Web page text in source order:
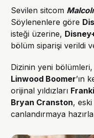
Sevilen sitcom
Söylenenlere göre
isteği üzerine,
bölüm siparişi verildi
Dizinin yeni bölümleri,
Linwood Boomer’ın
orijinal yıldızları
Bryan Cranston,
canlandırmaya